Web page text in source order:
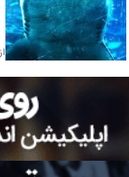
کوسه‌های حریص و درنده